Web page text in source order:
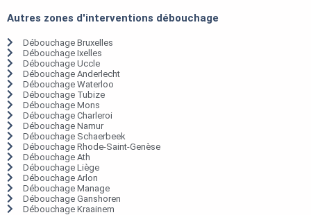
Autres zones d'interventions débouchage
Débouchage Bruxelles
Débouchage Ixelles
Débouchage Uccle
Débouchage Anderlecht
Débouchage Waterloo
Débouchage Tubize
Débouchage Mons
Débouchage Charleroi
Débouchage Namur
Débouchage Schaerbeek
Débouchage Rhode-Saint-Genèse
Débouchage Ath
Débouchage Liège
Débouchage Arlon
Débouchage Manage
Débouchage Ganshoren
Débouchage Kraainem